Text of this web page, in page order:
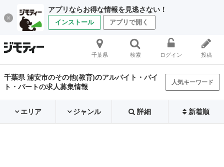
アプリならお得な情報を見逃さない！
インストール アプリで開く
千葉県 検索 ログイン 投稿
千葉県 浦安市のその他(教育)のアルバイト・バイ
ト・パートの求人募集情報
人気キーワード
エリア ジャンル 詳細 新着順